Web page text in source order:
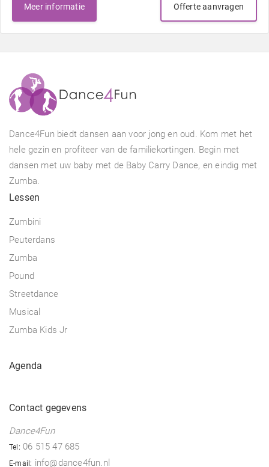
Meer informatie Offerte aanvragen
Dance4Fun biedt dansen aan voor jong en oud. Kom met het
hele gezin en profiteer van de familiekortingen. Begin met
dansen met uw baby met de Baby Carry Dance, en eindig met
Zumba.
Lessen
Zumbini
Peuterdans
Zumba
Pound
Streetdance
Musical
Zumba Kids Jr
Agenda
Contact gegevens
Dance4Fun
Tel: 06 515 47 685
E-mail: info@dance4fun.nl